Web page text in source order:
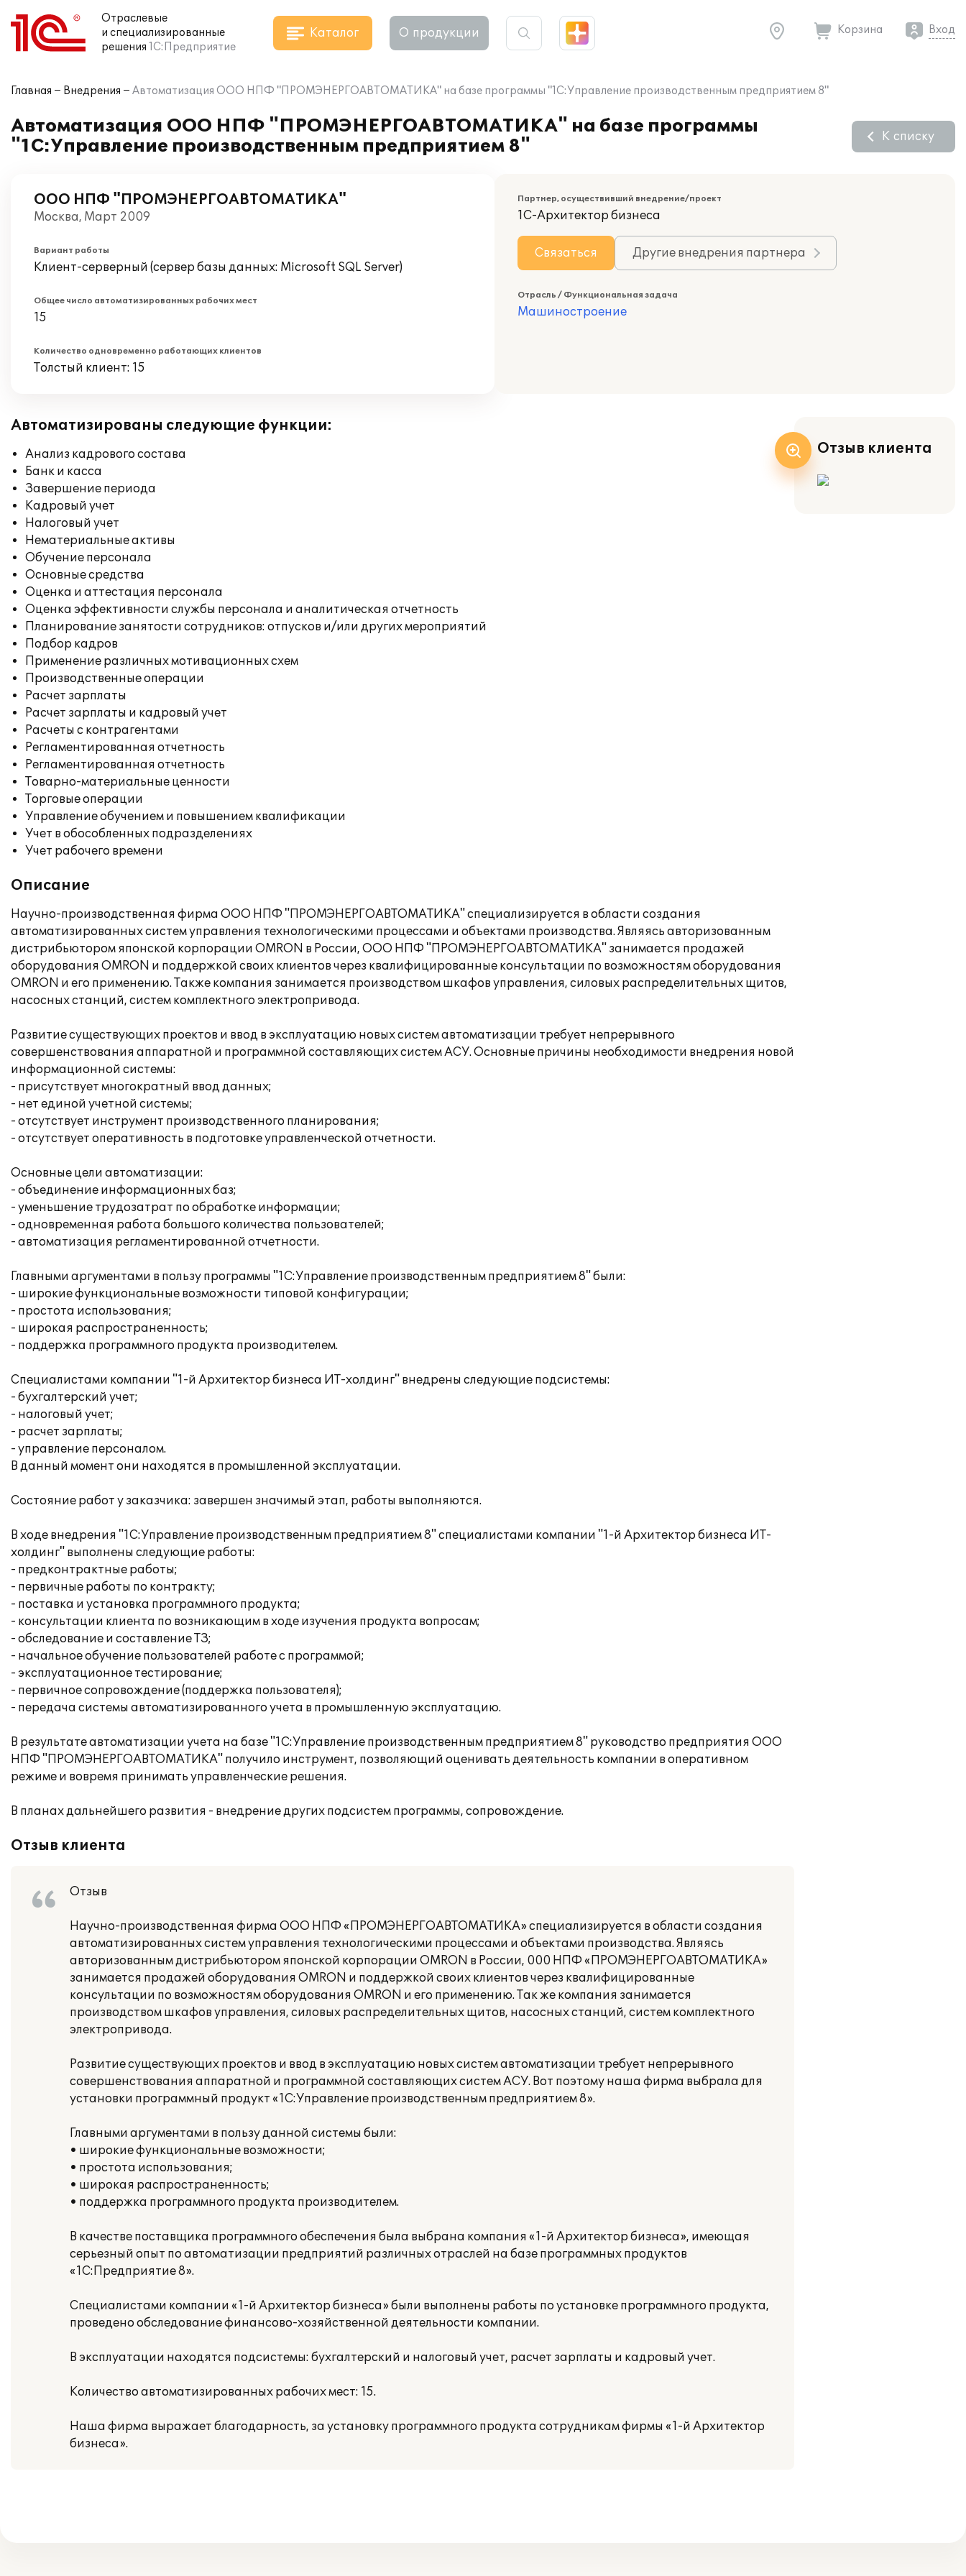
Отраслевые
и специализированные
решения 1С:Предприятие
Каталог О продукции Корзина Вход
Главная Внедрения Автоматизация ООО НПФ "ПРОМЭНЕРГОАВТОМАТИКА" на базе программы "1С:Управление производственным предприятием 8"
Автоматизация ООО НПФ "ПРОМЭНЕРГОАВТОМАТИКА" на базе программы
"1С:Управление производственным предприятием 8"
К списку
ООО НПФ "ПРОМЭНЕРГОАВТОМАТИКА"
Москва, Март 2009
Вариант работы
Клиент-серверный (сервер базы данных: Microsoft SQL Server)
Общее число автоматизированных рабочих мест
15
Количество одновременно работающих клиентов
Толстый клиент: 15
Партнер, осуществивший внедрение/проект
1С-Архитектор бизнеса
Связаться Другие внедрения партнера
Отрасль / Функциональная задача
Машиностроение
Автоматизированы следующие функции:
Анализ кадрового состава
Банк и касса
Завершение периода
Кадровый учет
Налоговый учет
Нематериальные активы
Обучение персонала
Основные средства
Оценка и аттестация персонала
Оценка эффективности службы персонала и аналитическая отчетность
Планирование занятости сотрудников: отпусков и/или других мероприятий
Подбор кадров
Применение различных мотивационных схем
Производственные операции
Расчет зарплаты
Расчет зарплаты и кадровый учет
Расчеты с контрагентами
Регламентированная отчетность
Регламентированная отчетность
Товарно-материальные ценности
Торговые операции
Управление обучением и повышением квалификации
Учет в обособленных подразделениях
Учет рабочего времени
Описание
Научно-производственная фирма ООО НПФ "ПРОМЭНЕРГОАВТОМАТИКА" специализируется в области создания
автоматизированных систем управления технологическими процессами и объектами производства. Являясь авторизованным
дистрибьютором японской корпорации OMRON в России, ООО НПФ "ПРОМЭНЕРГОАВТОМАТИКА" занимается продажей
оборудования OMRON и поддержкой своих клиентов через квалифицированные консультации по возможностям оборудования
OMRON и его применению. Также компания занимается производством шкафов управления, силовых распределительных щитов,
насосных станций, систем комплектного электропривода.
Развитие существующих проектов и ввод в эксплуатацию новых систем автоматизации требует непрерывного
совершенствования аппаратной и программной составляющих систем АСУ. Основные причины необходимости внедрения новой
информационной системы:
- присутствует многократный ввод данных;
- нет единой учетной системы;
- отсутствует инструмент производственного планирования;
- отсутствует оперативность в подготовке управленческой отчетности.
Основные цели автоматизации:
- объединение информационных баз;
- уменьшение трудозатрат по обработке информации;
- одновременная работа большого количества пользователей;
- автоматизация регламентированной отчетности.
Главными аргументами в пользу программы "1С:Управление производственным предприятием 8" были:
- широкие функциональные возможности типовой конфигурации;
- простота использования;
- широкая распространенность;
- поддержка программного продукта производителем.
Специалистами компании "1-й Архитектор бизнеса ИТ-холдинг" внедрены следующие подсистемы:
- бухгалтерский учет;
- налоговый учет;
- расчет зарплаты;
- управление персоналом.
В данный момент они находятся в промышленной эксплуатации.
Состояние работ у заказчика: завершен значимый этап, работы выполняются.
В ходе внедрения "1С:Управление производственным предприятием 8" специалистами компании "1-й Архитектор бизнеса ИТ-
холдинг" выполнены следующие работы:
- предконтрактные работы;
- первичные работы по контракту;
- поставка и установка программного продукта;
- консультации клиента по возникающим в ходе изучения продукта вопросам;
- обследование и составление ТЗ;
- начальное обучение пользователей работе с программой;
- эксплуатационное тестирование;
- первичное сопровождение (поддержка пользователя);
- передача системы автоматизированного учета в промышленную эксплуатацию.
В результате автоматизации учета на базе "1С:Управление производственным предприятием 8" руководство предприятия ООО
НПФ "ПРОМЭНЕРГОАВТОМАТИКА" получило инструмент, позволяющий оценивать деятельность компании в оперативном
режиме и вовремя принимать управленческие решения.
В планах дальнейшего развития - внедрение других подсистем программы, сопровождение.
Отзыв клиента
Отзыв
Научно-производственная фирма ООО НПФ «ПРОМЭНЕРГОАВТОМАТИКА» специализируется в области создания
автоматизированных систем управления технологическими процессами и объектами производства. Являясь
авторизованным дистрибьютором японской корпорации OMRON в России, 000 НПФ «ПРОМЭНЕРГОАВТОМАТИКА»
занимается продажей оборудования OMRON и поддержкой своих клиентов через квалифицированные
консультации по возможностям оборудования OMRON и его применению. Так же компания занимается
производством шкафов управления, силовых распределительных щитов, насосных станций, систем комплектного
электропривода.
Развитие существующих проектов и ввод в эксплуатацию новых систем автоматизации требует непрерывного
совершенствования аппаратной и программной составляющих систем АСУ. Вот поэтому наша фирма выбрала для
установки программный продукт «1С:Управление производственным предприятием 8».
Главными аргументами в пользу данной системы были:
• широкие функциональные возможности;
• простота использования;
• широкая распространенность;
• поддержка программного продукта производителем.
В качестве поставщика программного обеспечения была выбрана компания «1-й Архитектор бизнеса», имеющая
серьезный опыт по автоматизации предприятий различных отраслей на базе программных продуктов
«1С:Предприятие 8».
Специалистами компании «1-й Архитектор бизнеса» были выполнены работы по установке программного продукта,
проведено обследование финансово-хозяйственной деятельности компании.
В эксплуатации находятся подсистемы: бухгалтерский и налоговый учет, расчет зарплаты и кадровый учет.
Количество автоматизированных рабочих мест: 15.
Наша фирма выражает благодарность, за установку программного продукта сотрудникам фирмы «1-й Архитектор
бизнеса».
Отзыв клиента